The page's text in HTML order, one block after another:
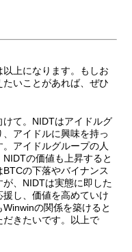
上になります。もしお
いことがあれば、ぜひ
て。NIDTはアイドルグ
アイドルに興味を持っ
アイドルグループの人
の価値も上昇すると
の下落やバイナンス
、NIDTは実態に即した
援し、価値を高めていけ
の関係を築けると
きたいです。以上で